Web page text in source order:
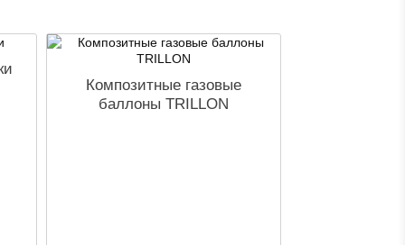
Композитные газовые
баллоны TRILLON